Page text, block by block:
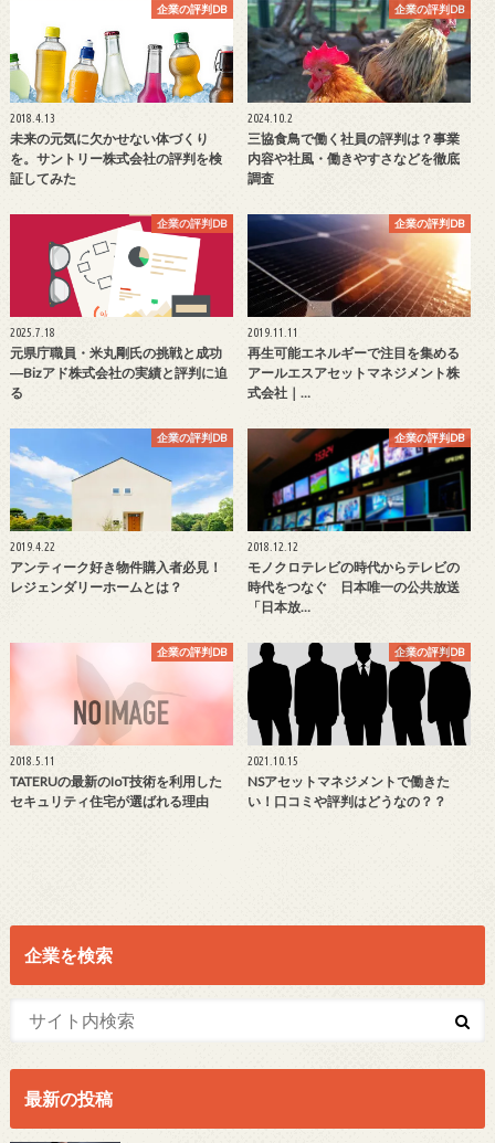
企業の評判DB
2018.4.13
未来の元気に欠かせない体づくり
を。サントリー株式会社の評判を検
証してみた
企業の評判DB
2024.10.2
三協食鳥で働く社員の評判は？事業
内容や社風・働きやすさなどを徹底
調査
企業の評判DB
2025.7.18
元県庁職員・米丸剛氏の挑戦と成功
―Bizアド株式会社の実績と評判に迫
る
企業の評判DB
2019.11.11
再生可能エネルギーで注目を集める
アールエスアセットマネジメント株
式会社｜…
企業の評判DB
2019.4.22
アンティーク好き物件購入者必見！
レジェンダリーホームとは？
企業の評判DB
2018.12.12
モノクロテレビの時代からテレビの
時代をつなぐ 日本唯一の公共放送
「日本放…
企業の評判DB
2018.5.11
TATERUの最新のIoT技術を利用した
セキュリティ住宅が選ばれる理由
企業の評判DB
2021.10.15
NSアセットマネジメントで働きた
い！口コミや評判はどうなの？？
企業を検索
最新の投稿